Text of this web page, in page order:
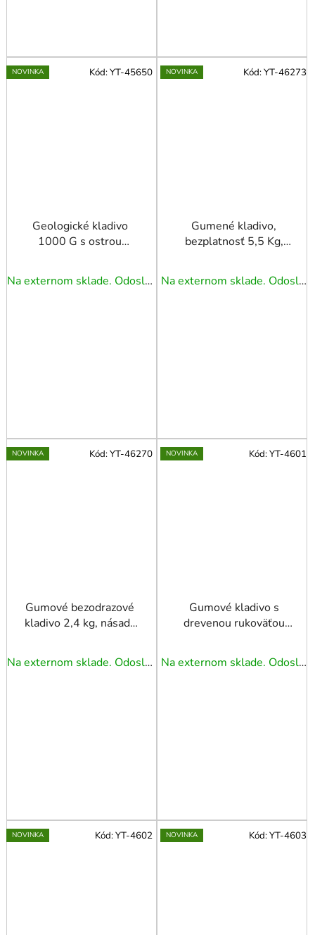
NOVINKA
Geologické kladivo
1000 G s ostrou
Na externom sklade. Odoslanie 5 - 7 prac. dní.
Kód:YT-45650 NOVINKA
Gumené kladivo,
bezplatnosť 5,5 Kg,
Na externom sklade. Odoslanie 5 - 7 prac. dní.
Kód:YT-46273
NOVINKA
Gumové bezodrazové
kladivo 2,4 kg, násada
Na externom sklade. Odoslanie 5 - 7 prac. dní.
Kód:YT-46270 NOVINKA
Gumové kladivo s
drevenou rukoväťou
Na externom sklade. Odoslanie 5 - 7 prac. dní.
Kód:YT-4601
NOVINKA Kód:YT-4602 NOVINKA Kód:YT-4603